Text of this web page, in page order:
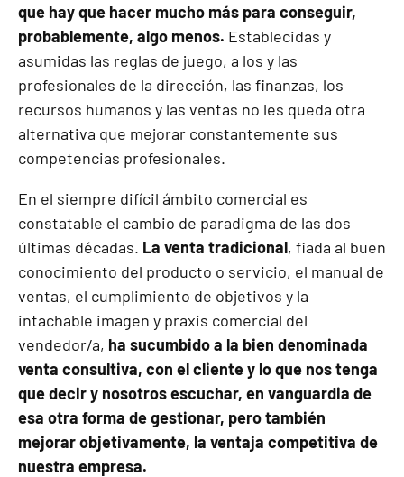
que hay que hacer mucho más para conseguir,
probablemente, algo menos. Establecidas y
asumidas las reglas de juego, a los y las
profesionales de la dirección, las finanzas, los
recursos humanos y las ventas no les queda otra
alternativa que mejorar constantemente sus
competencias profesionales.
En el siempre difícil ámbito comercial es
constatable el cambio de paradigma de las dos
últimas décadas. La venta tradicional, fiada al buen
conocimiento del producto o servicio, el manual de
ventas, el cumplimiento de objetivos y la
intachable imagen y praxis comercial del
vendedor/a, ha sucumbido a la bien denominada
venta consultiva, con el cliente y lo que nos tenga
que decir y nosotros escuchar, en vanguardia de
esa otra forma de gestionar, pero también
mejorar objetivamente, la ventaja competitiva de
nuestra empresa.